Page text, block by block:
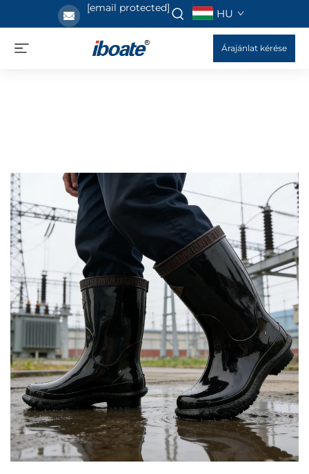
[email protected] HU
Árajánlat kérése